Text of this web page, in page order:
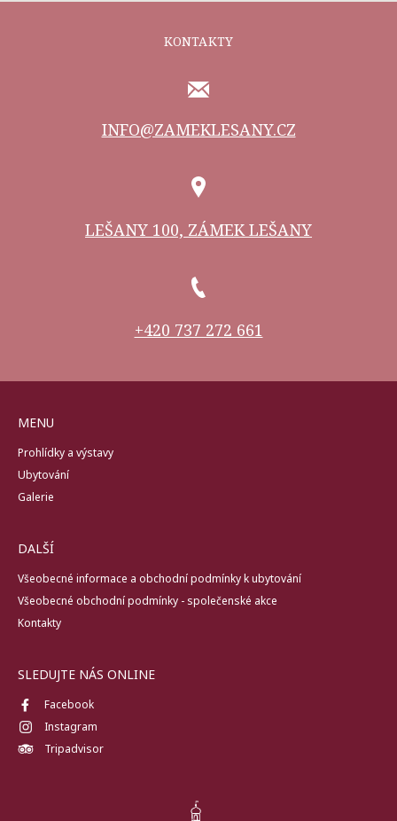
KONTAKTY
INFO@ZAMEKLESANY.CZ
LEŠANY 100, ZÁMEK LEŠANY
+420 737 272 661
MENU
Prohlídky a výstavy
Ubytování
Galerie
DALŠÍ
Všeobecné informace a obchodní podmínky k ubytování
Všeobecné obchodní podmínky - společenské akce
Kontakty
SLEDUJTE NÁS ONLINE
Facebook
Instagram
Tripadvisor